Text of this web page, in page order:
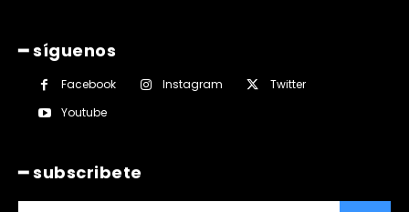
━ síguenos
Facebook Instagram
Twitter
Youtube
━ subscribete